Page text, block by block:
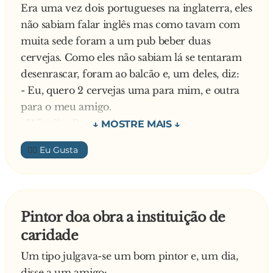
Era uma vez dois portugueses na inglaterra, eles
não sabiam falar inglês mas como tavam com
muita sede foram a um pub beber duas
cervejas. Como eles não sabiam lá se tentaram
desenrascar, foram ao balcão e, um deles, diz:
- Eu, quero 2 cervejas uma para mim, e outra
para o meu amigo.
- What?! – Respondeu o inglês.
Repete o português:
- Eu di-sse que que-ro 2 cer-ve-jas, uma pa-ra
mim e outra pa-ra o meeeu ami-go.
E o ingles nada! E estavam nesta conversa até
- Rapaz senta-te lá que eu trato disto. – e
dirigindo-se para o barman diz – Como o meu
colega disse, nós queremos 2 c**..., uma para
👍🏼
Pintor doa obra a instituição de
caridade
Um tipo julgava-se um bom pintor e, um dia,